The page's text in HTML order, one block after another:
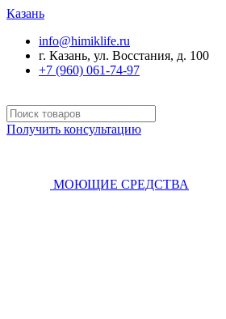
Казань
info@himiklife.ru
г. Казань, ул. Восстания, д. 100
+7 (960) 061-74-97
Получить консультацию
МОЮЩИЕ СРЕДСТВА